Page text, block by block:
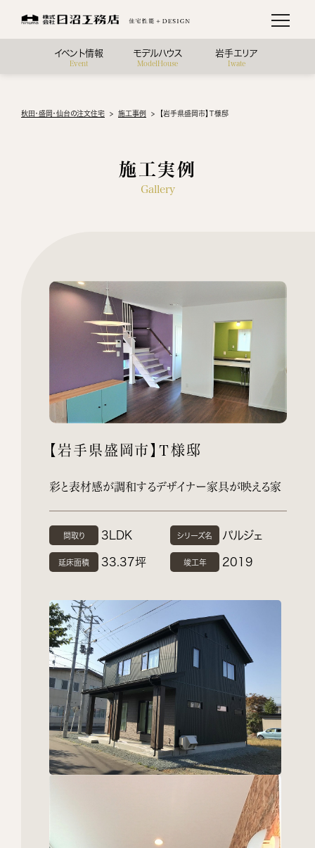
イベント情報
Event
モデルハウス
ModelHouse
岩手エリア
Iwate
秋田・盛岡・仙台の注文住宅 施工事例 【岩手県盛岡市】Ｔ様邸
施工実例
Gallery
【岩手県盛岡市】Ｔ様邸
彩と表材感が調和するデザイナー家具が映える家
間取り 3LDK シリーズ名 パルジェ
延床面積 33.37坪 竣工年 2019